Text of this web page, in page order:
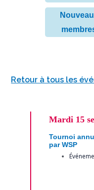
Retour à tous les
Mardi 15
Tournoi
par WSP